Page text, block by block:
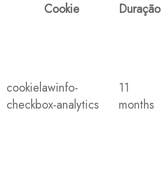
Cookie
Duração
cookielawinfo-
checkbox-analytics
11
months